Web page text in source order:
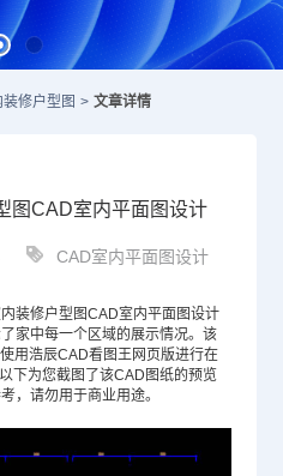
装修户型图 > 文章详情
图CAD室内平面图设计
CAD室内平面图设计
装修户型图CAD室内平面图设计
家中每一个区域的展示情况。该
用浩辰CAD看图王网页版进行在
下为您截图了该CAD图纸的预览
，请勿用于商业用途。